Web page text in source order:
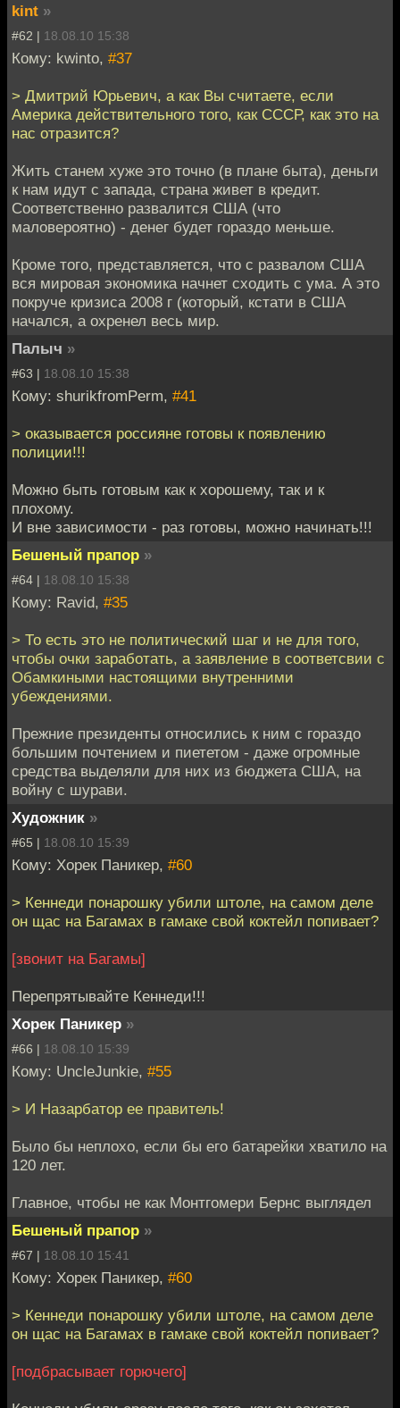
kint »
#62 | 18.08.10 15:38
Кому: kwinto, #37
> Дмитрий Юрьевич, а как Вы считаете, если
Америка действительного того, как СССР, как это на
нас отразится?
Жить станем хуже это точно (в плане быта), деньги
к нам идут с запада, страна живет в кредит.
Соответственно развалится США (что
маловероятно) - денег будет гораздо меньше.
Кроме того, представляется, что с развалом США
вся мировая экономика начнет сходить с ума. А это
покруче кризиса 2008 г (который, кстати в США
начался, а охренел весь мир.
Палыч »
#63 | 18.08.10 15:38
Кому: shurikfromPerm, #41
> оказывается россияне готовы к появлению
полиции!!!
Можно быть готовым как к хорошему, так и к
плохому.
И вне зависимости - раз готовы, можно начинать!!!
Бешеный прапор »
#64 | 18.08.10 15:38
Кому: Ravid, #35
> То есть это не политический шаг и не для того,
чтобы очки заработать, а заявление в соответсвии с
Обамкиными настоящими внутренними
убеждениями.
Прежние президенты относились к ним с гораздо
большим почтением и пиететом - даже огромные
средства выделяли для них из бюджета США, на
войну с шурави.
Художник »
#65 | 18.08.10 15:39
Кому: Хорек Паникер, #60
> Кеннеди понарошку убили штоле, на самом деле
он щас на Багамах в гамаке свой коктейл попивает?
[звонит на Багамы]
Перепрятывайте Кеннеди!!!
Хорек Паникер »
#66 | 18.08.10 15:39
Кому: UncleJunkie, #55
> И Назарбатор ее правитель!
Было бы неплохо, если бы его батарейки хватило на
120 лет.
Главное, чтобы не как Монтгомери Бернс выглядел
Бешеный прапор »
#67 | 18.08.10 15:41
Кому: Хорек Паникер, #60
> Кеннеди понарошку убили штоле, на самом деле
он щас на Багамах в гамаке свой коктейл попивает?
[подбрасывает горючего]